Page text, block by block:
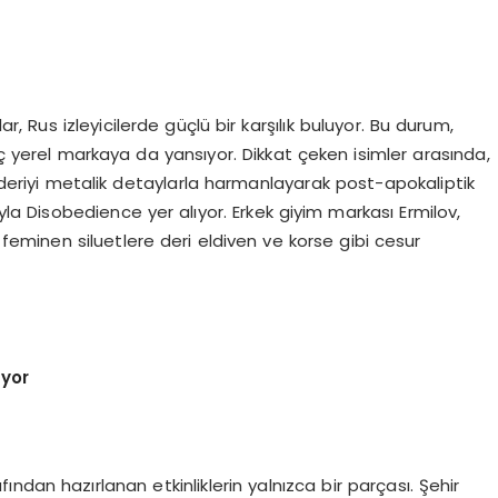
Rus izleyicilerde güçlü bir karşılık buluyor. Bu durum,
markaya da yansıyor. Dikkat çeken isimler arasında,
metalik detaylarla harmanlayarak post-apokaliptik
Disobedience yer alıyor. Erkek giyim markası Ermilov,
feminen siluetlere deri eldiven ve korse gibi cesur
hazırlanan etkinliklerin yalnızca bir parçası. Şehir